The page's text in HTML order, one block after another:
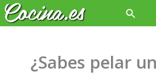
Ir
al
Buscar
¿Sabes pelar